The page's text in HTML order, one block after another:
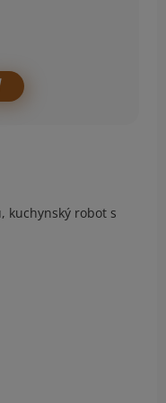
kuchynský robot s